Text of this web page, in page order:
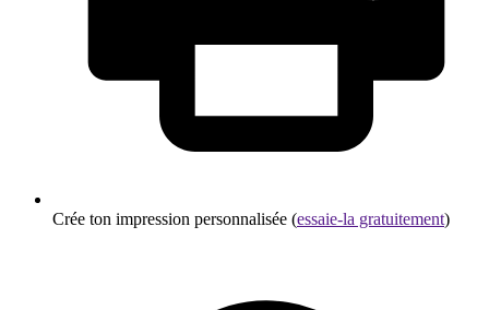
Crée ton impression personnalisée (essaie-la gratuitement)